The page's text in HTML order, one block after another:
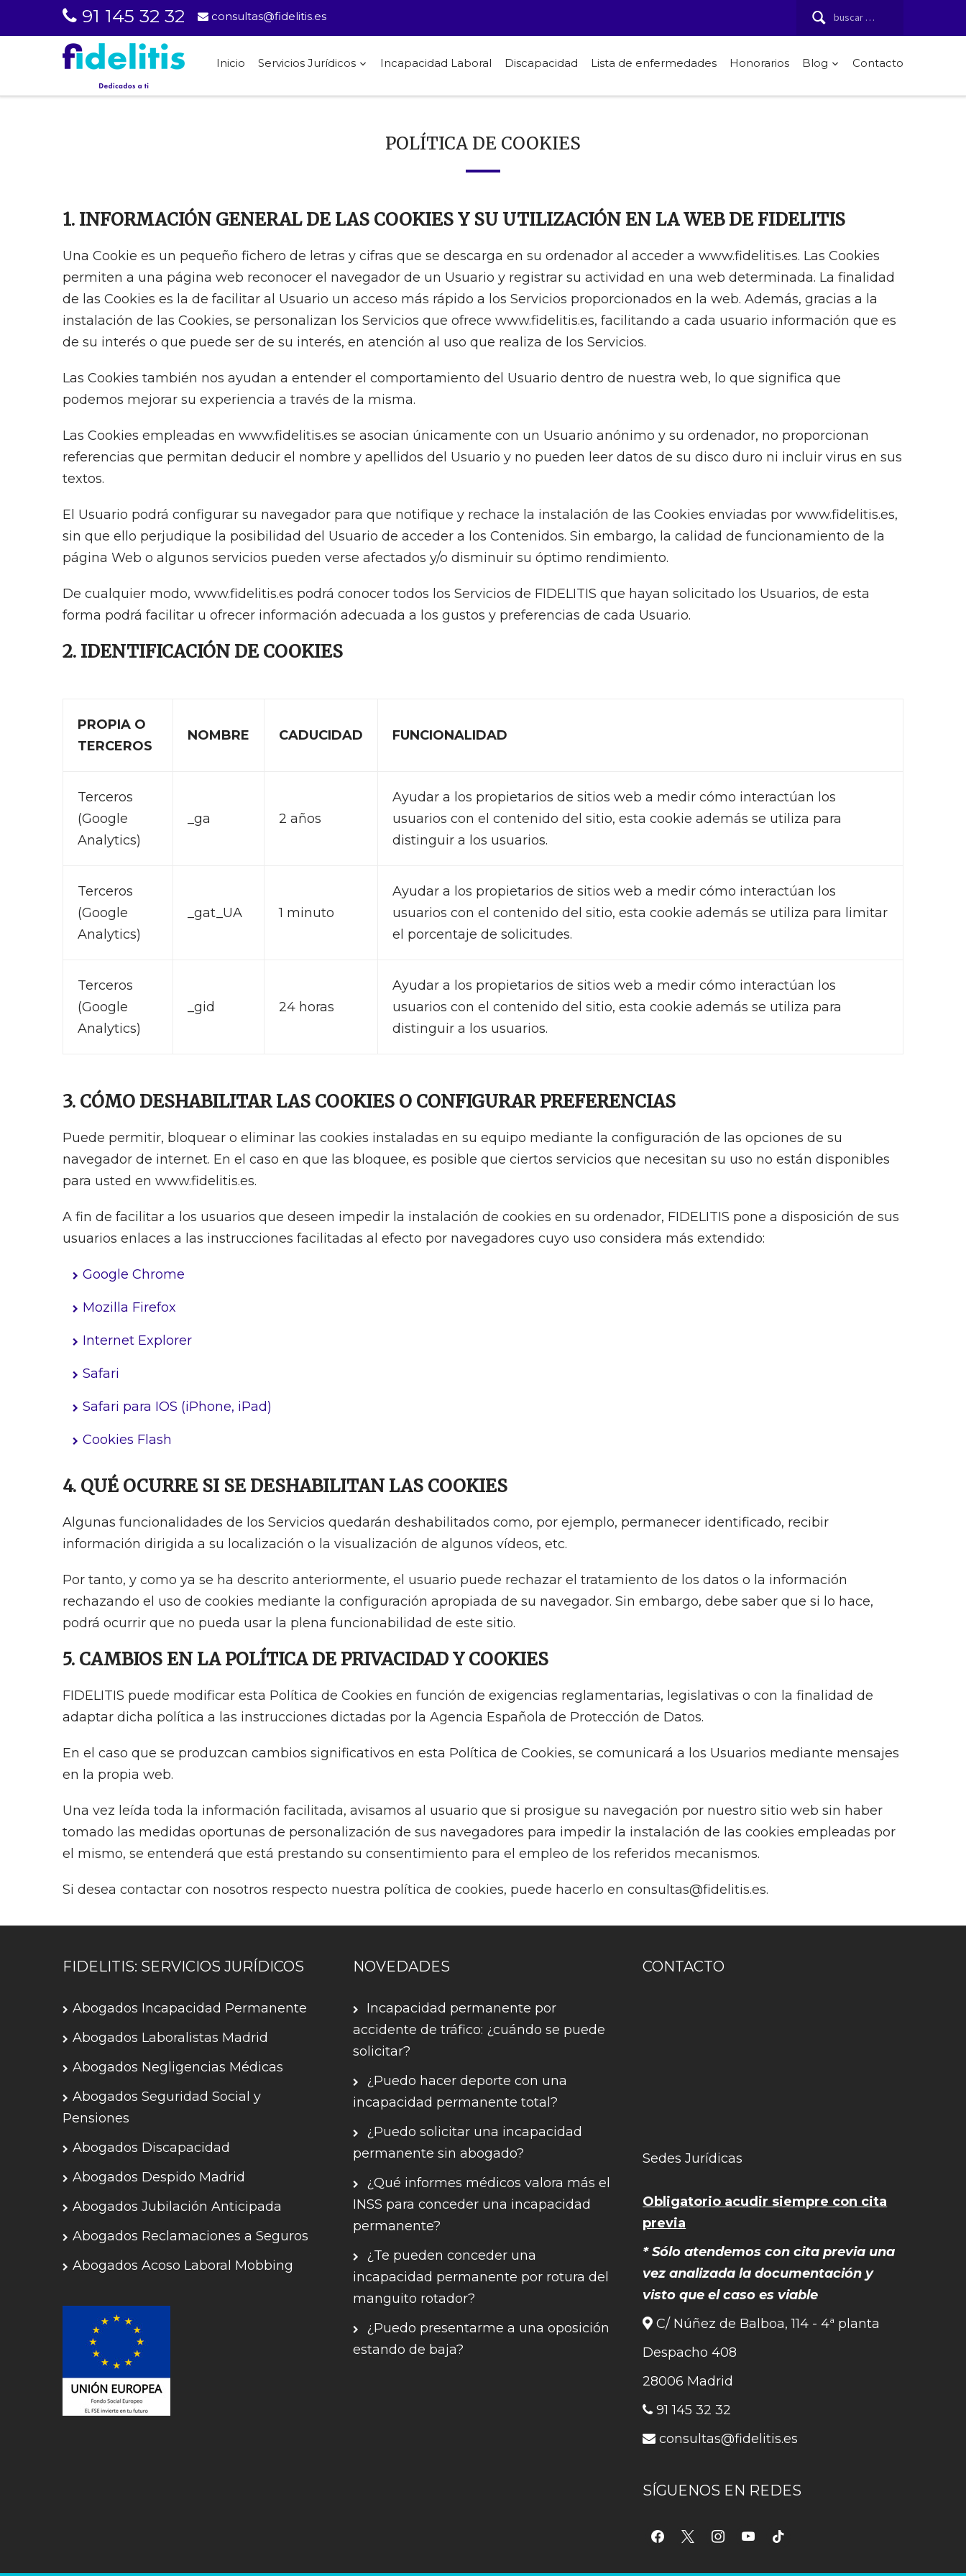
Buscar:
91 145 32 32 consultas@fidelitis.es
Inicio Servicios Jurídicos Incapacidad Laboral Discapacidad Lista de enfermedades Honorarios Blog Contacto
POLÍTICA DE COOKIES
1. INFORMACIÓN GENERAL DE LAS COOKIES Y SU UTILIZACIÓN EN LA WEB DE FIDELITIS
Una Cookie es un pequeño fichero de letras y cifras que se descarga en su ordenador al acceder a www.fidelitis.es. Las Cookies
permiten a una página web reconocer el navegador de un Usuario y registrar su actividad en una web determinada. La finalidad
de las Cookies es la de facilitar al Usuario un acceso más rápido a los Servicios proporcionados en la web. Además, gracias a la
instalación de las Cookies, se personalizan los Servicios que ofrece www.fidelitis.es, facilitando a cada usuario información que es
de su interés o que puede ser de su interés, en atención al uso que realiza de los Servicios.
Las Cookies también nos ayudan a entender el comportamiento del Usuario dentro de nuestra web, lo que significa que
podemos mejorar su experiencia a través de la misma.
Las Cookies empleadas en www.fidelitis.es se asocian únicamente con un Usuario anónimo y su ordenador, no proporcionan
referencias que permitan deducir el nombre y apellidos del Usuario y no pueden leer datos de su disco duro ni incluir virus en sus
textos.
El Usuario podrá configurar su navegador para que notifique y rechace la instalación de las Cookies enviadas por www.fidelitis.es,
sin que ello perjudique la posibilidad del Usuario de acceder a los Contenidos. Sin embargo, la calidad de funcionamiento de la
página Web o algunos servicios pueden verse afectados y/o disminuir su óptimo rendimiento.
De cualquier modo, www.fidelitis.es podrá conocer todos los Servicios de FIDELITIS que hayan solicitado los Usuarios, de esta
forma podrá facilitar u ofrecer información adecuada a los gustos y preferencias de cada Usuario.
2. IDENTIFICACIÓN DE COOKIES
PROPIA O
TERCEROS
NOMBRE CADUCIDAD FUNCIONALIDAD
Terceros
(Google
Analytics)
_ga 2 años
Ayudar a los propietarios de sitios web a medir cómo interactúan los
usuarios con el contenido del sitio, esta cookie además se utiliza para
distinguir a los usuarios.
Terceros
(Google
Analytics)
_gat_UA 1 minuto
Ayudar a los propietarios de sitios web a medir cómo interactúan los
usuarios con el contenido del sitio, esta cookie además se utiliza para limitar
el porcentaje de solicitudes.
Terceros
(Google
Analytics)
_gid 24 horas
Ayudar a los propietarios de sitios web a medir cómo interactúan los
usuarios con el contenido del sitio, esta cookie además se utiliza para
distinguir a los usuarios.
3. CÓMO DESHABILITAR LAS COOKIES O CONFIGURAR PREFERENCIAS
Puede permitir, bloquear o eliminar las cookies instaladas en su equipo mediante la configuración de las opciones de su
navegador de internet. En el caso en que las bloquee, es posible que ciertos servicios que necesitan su uso no están disponibles
para usted en www.fidelitis.es.
A fin de facilitar a los usuarios que deseen impedir la instalación de cookies en su ordenador, FIDELITIS pone a disposición de sus
usuarios enlaces a las instrucciones facilitadas al efecto por navegadores cuyo uso considera más extendido:
Google Chrome
Mozilla Firefox
Internet Explorer
Safari
Safari para IOS (iPhone, iPad)
Cookies Flash
4. QUÉ OCURRE SI SE DESHABILITAN LAS COOKIES
Algunas funcionalidades de los Servicios quedarán deshabilitados como, por ejemplo, permanecer identificado, recibir
información dirigida a su localización o la visualización de algunos vídeos, etc.
Por tanto, y como ya se ha descrito anteriormente, el usuario puede rechazar el tratamiento de los datos o la información
rechazando el uso de cookies mediante la configuración apropiada de su navegador. Sin embargo, debe saber que si lo hace,
podrá ocurrir que no pueda usar la plena funcionabilidad de este sitio.
5. CAMBIOS EN LA POLÍTICA DE PRIVACIDAD Y COOKIES
FIDELITIS puede modificar esta Política de Cookies en función de exigencias reglamentarias, legislativas o con la finalidad de
adaptar dicha política a las instrucciones dictadas por la Agencia Española de Protección de Datos.
En el caso que se produzcan cambios significativos en esta Política de Cookies, se comunicará a los Usuarios mediante mensajes
en la propia web.
Una vez leída toda la información facilitada, avisamos al usuario que si prosigue su navegación por nuestro sitio web sin haber
tomado las medidas oportunas de personalización de sus navegadores para impedir la instalación de las cookies empleadas por
el mismo, se entenderá que está prestando su consentimiento para el empleo de los referidos mecanismos.
Si desea contactar con nosotros respecto nuestra política de cookies, puede hacerlo en consultas@fidelitis.es.
FIDELITIS: SERVICIOS JURÍDICOS
Abogados Incapacidad Permanente
Abogados Laboralistas Madrid
Abogados Negligencias Médicas
Abogados Seguridad Social y
Pensiones
Abogados Discapacidad
Abogados Despido Madrid
Abogados Jubilación Anticipada
Abogados Reclamaciones a Seguros
Abogados Acoso Laboral Mobbing
NOVEDADES
Incapacidad permanente por
accidente de tráfico: ¿cuándo se puede
solicitar?
¿Puedo hacer deporte con una
incapacidad permanente total?
¿Puedo solicitar una incapacidad
permanente sin abogado?
¿Qué informes médicos valora más el
INSS para conceder una incapacidad
permanente?
¿Te pueden conceder una
incapacidad permanente por rotura del
manguito rotador?
¿Puedo presentarme a una oposición
estando de baja?
CONTACTO
Sedes Jurídicas
Obligatorio acudir siempre con cita
previa
* Sólo atendemos con cita previa una
vez analizada la documentación y
visto que el caso es viable
C/ Núñez de Balboa, 114 - 4ª planta
Despacho 408
28006 Madrid
91 145 32 32
consultas@fidelitis.es
SÍGUENOS EN REDES
facebook
x instagramyoutubetiktok